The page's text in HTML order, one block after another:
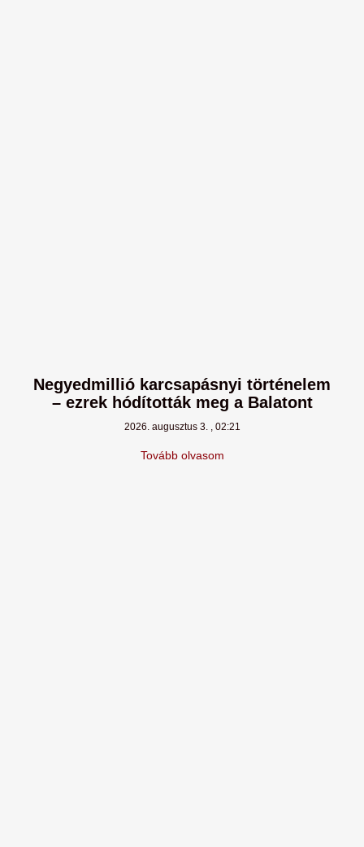
Negyedmillió karcsapásnyi történelem
– ezrek hódították meg a Balatont
2026. augusztus 3. 02:21
Tovább olvasom